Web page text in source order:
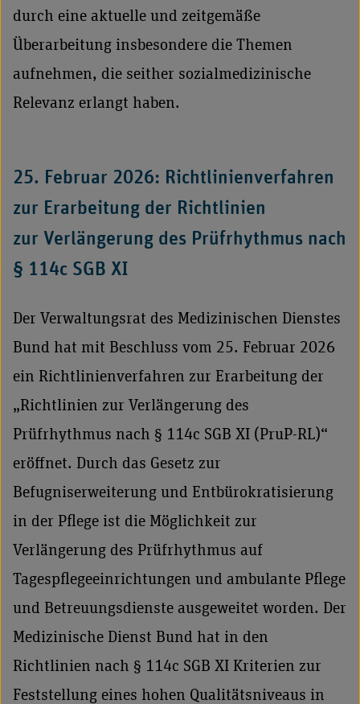
durch eine aktuelle und zeitgemäße
Überarbeitung insbesondere die Themen
aufnehmen, die seither sozialmedizinische
Relevanz erlangt haben.
25. Februar 2026: Richtlinienverfahren
zur Erarbeitung der Richtlinien
zur Verlängerung des Prüfrhythmus nach
§ 114c SGB XI
Der Verwaltungsrat des Medizinischen Dienstes
Bund hat mit Beschluss vom 25. Februar 2026
ein Richtlinienverfahren zur Erarbeitung der
„Richtlinien zur Verlängerung des
Prüfrhythmus nach § 114c SGB XI (PruP-RL)“
eröffnet. Durch das Gesetz zur
Befugniserweiterung und Entbürokratisierung
in der Pflege ist die Möglichkeit zur
Verlängerung des Prüfrhythmus auf
Tagespflegeeinrichtungen und ambulante Pflege
und Betreuungsdienste ausgeweitet worden. Der
Medizinische Dienst Bund hat in den
Richtlinien nach § 114c SGB XI Kriterien zur
Feststellung eines hohen Qualitätsniveaus in